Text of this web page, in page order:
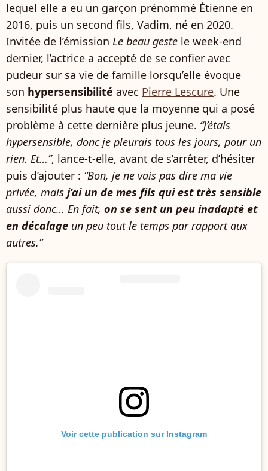
lequel elle a eu un garçon prénommé Étienne en
2016, puis un second fils, Vadim, né en 2020.
Invitée de l’émission Le beau geste le week-end
dernier, l’actrice a accepté de se confier avec
pudeur sur sa vie de famille lorsqu’elle évoque
son hypersensibilité avec Pierre Lescure. Une
sensibilité plus haute que la moyenne qui a posé
problème à cette dernière plus jeune. “J’étais
hypersensible, donc je pleurais tous les jours, pour un
rien. Et…”, lance-t-elle, avant de s’arrêter, d’hésiter
puis d’ajouter : “Bon, je ne vais pas dire ma vie
privée, mais j’ai un de mes fils qui est très sensible
aussi donc… En fait, on se sent un peu inadapté et
en décalage un peu tout le temps par rapport aux
autres.”
Voir cette publication sur Instagram